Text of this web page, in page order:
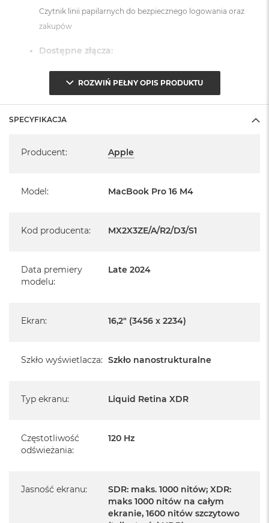
Czytnik linii papilarnych do bezpiecznego logowania oraz
zakupów
Dostępne złącza:
3 x Thunderbolt 5 (USB-C)
1 x Port MagSafe 3
1 x Gniazdo na kartę SDXC
System operacyjny macOS Sequoia
MacBook Pro jest nowy
Realizowaną w każdym autoryzowanym punkcie
Istnieje możliwość przedłużenia gwarancji producenta.
Posiada fabryczne opakowanie
Język polski wybieramy przy pierwszym uruchomieniu
ROZWIŃ PEŁNY OPIS PRODUKTU
SPECYFIKACJA
Producent: Apple
Model: MacBook Pro 16 M4
Kod producenta: MX2X3ZE/A/R2/D3/S1
Data premiery
modelu:
Late 2024
Ekran: 16,2" (3456 x 2234)
Szkło wyświetlacza: Szkło nanostrukturalne
Typ ekranu: Liquid Retina XDR
Częstotliwość
odświeżania:
120 Hz
Jasność ekranu:
SDR: maks. 1000 nitów; XDR:
maks 1000 nitów na całym
ekranie, 1600 nitów szczytowo